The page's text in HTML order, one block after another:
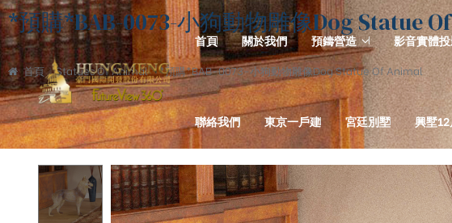
首頁 關於我們 預鑄營造 影音實體
聯絡我們 東京一戶建 宮廷別墅 興墅
*預購*BAB-0073-小狗動物雕像Dog Statue
首頁 Statues Of Animal *預購*BAB-0073-小狗動物雕像Dog Statue Of Animal